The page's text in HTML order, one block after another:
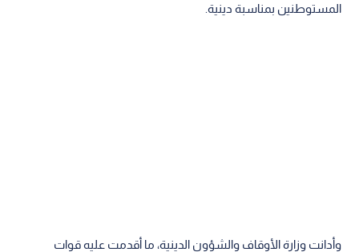
المستوطنين بمناسبة دينية.
وأدانت وزارة الأوقاف والشؤون الدينية، ما أقدمت عليه قوات